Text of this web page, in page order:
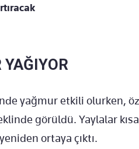
YAĞIYOR
yağmur etkili olurken,
görüldü. Yaylalar
ortaya çıktı.